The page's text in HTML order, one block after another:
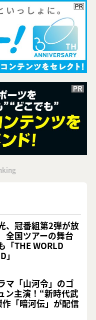
、冠番組第2弾が放
国ツアーの舞台
「THE WORLD
」
マ「山河令」のゴ
ン主演！“新時代武
「暗河伝」が配信